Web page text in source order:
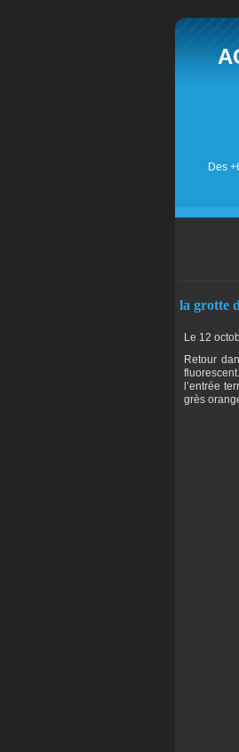
Des
la grotte
Le 12
Retour
l’entrée
grès